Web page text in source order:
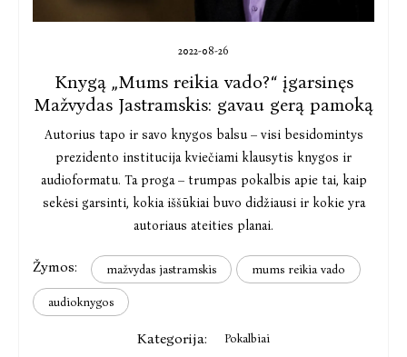
2022-08-26
Knygą „Mums reikia vado?“ įgarsinęs
Mažvydas Jastramskis: gavau gerą pamoką
Autorius tapo ir savo knygos balsu – visi besidomintys
prezidento institucija kviečiami klausytis knygos ir
audioformatu. Ta proga – trumpas pokalbis apie tai, kaip
sekėsi garsinti, kokia iššūkiai buvo didžiausi ir kokie yra
autoriaus ateities planai.
Žymos: mažvydas jastramskis mums reikia vado
audioknygos
Kategorija: Pokalbiai